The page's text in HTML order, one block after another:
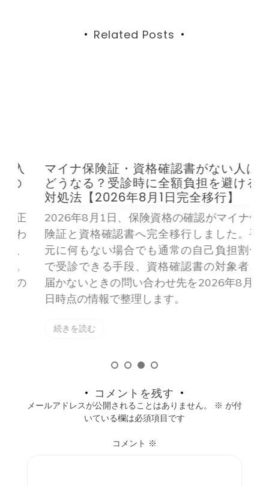
Related Posts
マイナ保険証・資格確認書がない人は
どうなる？受診時に全額負担を避ける
対処法【2026年8月1日完全移行】
2026年8月1日、保険資格の確認がマイナ保
険証と資格確認書へ完全移行しました。手
元に何もない場合でも通常の自己負担割合
で受診できる手段、資格確認書の対象者、
届かないときの問い合わせ先を2026年8月8
日時点の情報で整理します。
続きを読む
コメントを残す
メールアドレスが公開されることはありません。 ※ が付
いている欄は必須項目です
コメント ※